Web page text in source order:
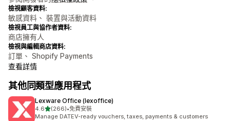
檢視顧客資料:
敏感資料、 裝置與活動資料
檢視員工與協作者資料:
商店擁有人
檢視與編輯商店資料:
訂單、 Shopify Payments
查看詳情
其他同類型應用程式
Lexware Office (lexoffice)
4.6滿分 5 顆星
(266)
共有 266 則評價
•免費安裝
Manage DATEV-ready vouchers, taxes, payments & customers